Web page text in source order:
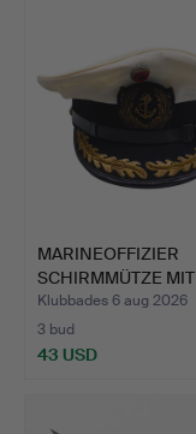
MARINEOFFIZIER
SCHIRMMÜTZE MIT
ANKER-EMBLE…
Klubbades 6 aug 2026
3 bud
43 USD